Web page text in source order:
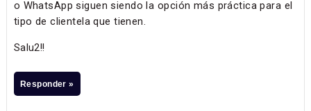
o WhatsApp siguen siendo la opción más práctica para el
tipo de clientela que tienen.
Salu2!!
Responder »